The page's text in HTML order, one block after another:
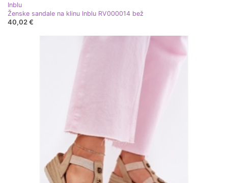
Inblu
Ženske sandale na klinu Inblu RV000014 bež
40,02 €